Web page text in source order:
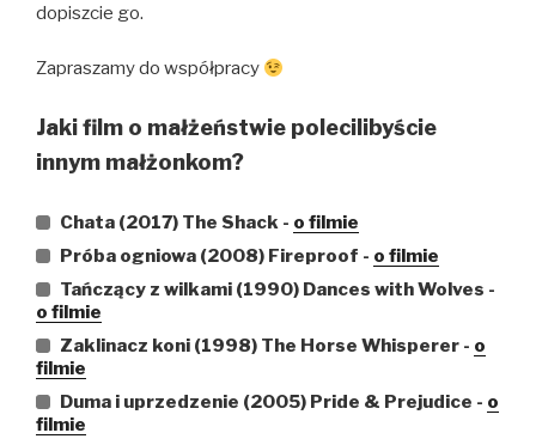
dopiszcie go.
Zapraszamy do współpracy
Jaki film o małżeństwie polecilibyście
innym małżonkom?
Chata (2017) The Shack - o filmie
Próba ogniowa (2008) Fireproof - o filmie
Tańczący z wilkami (1990) Dances with Wolves -
o filmie
Zaklinacz koni (1998) The Horse Whisperer - o
filmie
Duma i uprzedzenie (2005) Pride & Prejudice - o
filmie